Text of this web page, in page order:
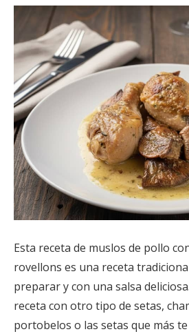
Esta receta de muslos de pollo
rovellons es una receta
preparar y con una salsa
receta con otro tipo de setas,
portobelos o las setas que más